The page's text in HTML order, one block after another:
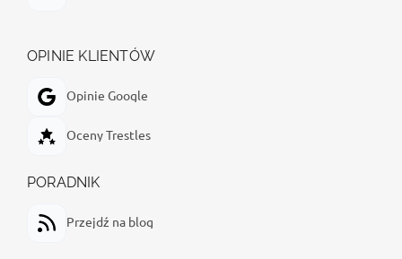
OPINIE KLIENTÓW
Opinie Google
Oceny Trestles
PORADNIK
Przejdź na blog